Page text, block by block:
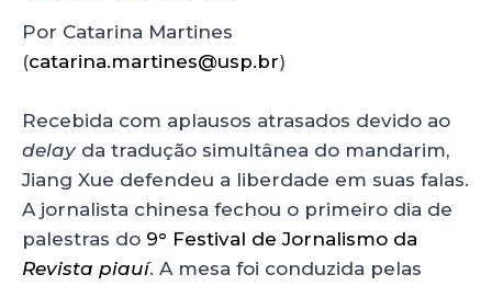
a
ts
A
p
p
c
e
b
o
o
k
k
e
dI
n
a
re
Por Catarina Martines
(catarina.martines@usp.br)
Recebida com aplausos atrasados devido ao
delayda tradução simultânea do mandarim,
Jiang Xue defendeu a liberdade em suas falas.
A jornalista chinesa fechou o primeiro dia de
palestras do 9° Festival de Jornalismo da
Revista piauí. A mesa foi conduzida pelas